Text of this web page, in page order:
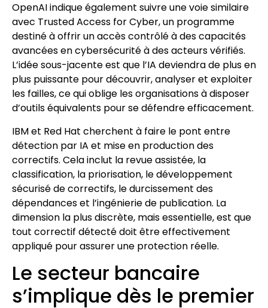
OpenAI indique également suivre une voie similaire
avec Trusted Access for Cyber, un programme
destiné à offrir un accès contrôlé à des capacités
avancées en cybersécurité à des acteurs vérifiés.
L’idée sous-jacente est que l’IA deviendra de plus en
plus puissante pour découvrir, analyser et exploiter
les failles, ce qui oblige les organisations à disposer
d’outils équivalents pour se défendre efficacement.
IBM et Red Hat cherchent à faire le pont entre
détection par IA et mise en production des
correctifs. Cela inclut la revue assistée, la
classification, la priorisation, le développement
sécurisé de correctifs, le durcissement des
dépendances et l’ingénierie de publication. La
dimension la plus discrète, mais essentielle, est que
tout correctif détecté doit être effectivement
appliqué pour assurer une protection réelle.
Le secteur bancaire
s’implique dès le premier